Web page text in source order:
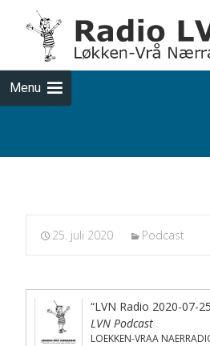
Menu
Podcasts fra 2020-07-
25. juli 2020 Podcast
“LVN Radio 2020-07-
LVN Podcast
LOEKKEN-VRAA